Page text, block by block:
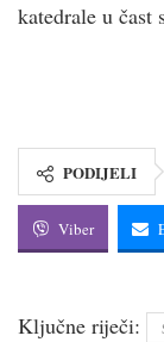
katedrale u čast
PODIJELI
Viber
Ključne riječi: